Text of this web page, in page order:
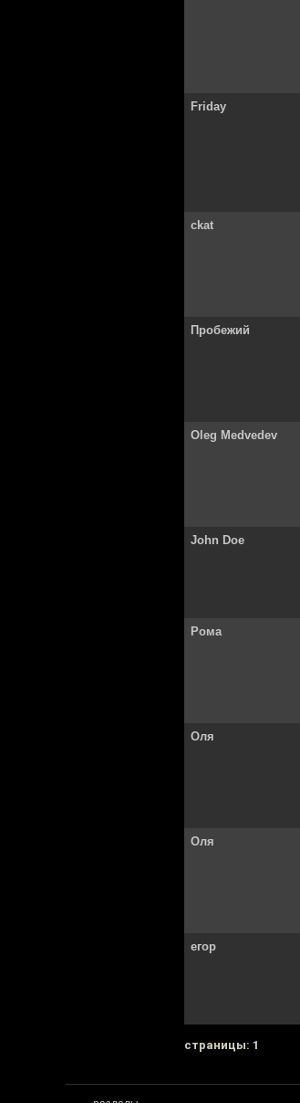
Friday
ckat
Пробежий
Oleg Medvedev
John Doe
Рома
Оля
Оля
егор
cтраницы: 1